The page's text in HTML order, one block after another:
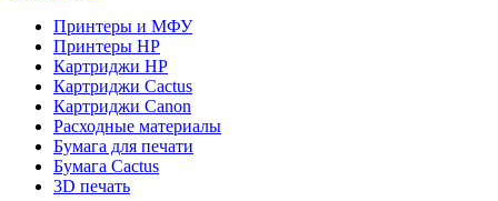
Принтеры и МФУ
Принтеры HP
Картриджи HP
Картриджи Cactus
Картриджи Canon
Расходные материалы
Бумага для печати
Бумага Cactus
3D печать